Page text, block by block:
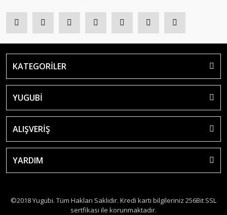
KATEGORİLER
YUGUBİ
ALIŞVERİŞ
YARDIM
©2018 Yugubi. Tüm Hakları Saklıdır. Kredi kartı bilgileriniz 256Bit SSL
sertfikası ile korunmaktadır.